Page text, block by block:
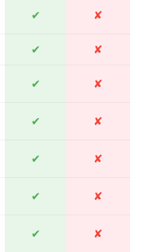
✔ ✘
✔ ✘
✔ ✘
✔ ✘
✔ ✘
✔ ✘
✔ ✘